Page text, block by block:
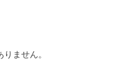
ません。